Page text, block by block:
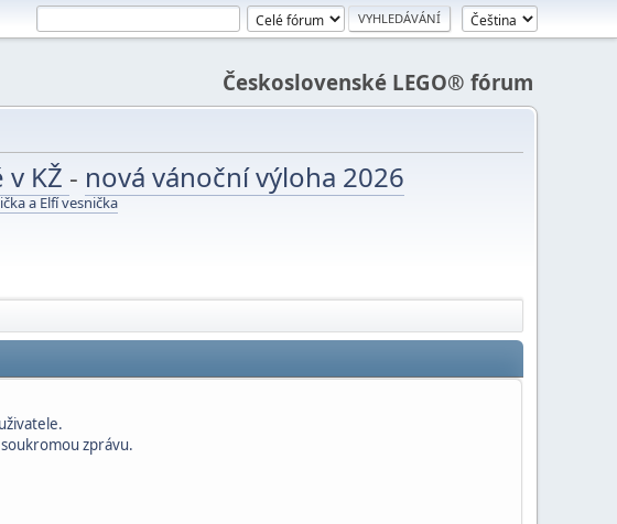
Československé LEGO® fórum
KŽ - nová vánoční výloha 2026
a Elfí vesnička
zprávu.